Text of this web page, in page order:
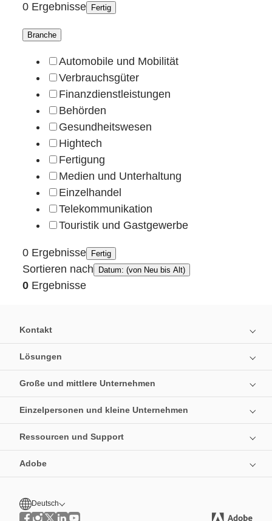
0 Ergebnisse Fertig
Branche
Automobile und Mobilität
Verbrauchsgüter
Finanzdienstleistungen
Behörden
Gesundheitswesen
Hightech
Fertigung
Medien und Unterhaltung
Einzelhandel
Telekommunikation
Touristik und Gastgewerbe
0 Ergebnisse Fertig
Sortieren nach Datum: (von Neu bis Alt)
0 Ergebnisse
Kontakt
Lösungen
Große und mittlere Unternehmen
Einzelpersonen und kleine Unternehmen
Ressourcen und Support
Adobe
Deutsch